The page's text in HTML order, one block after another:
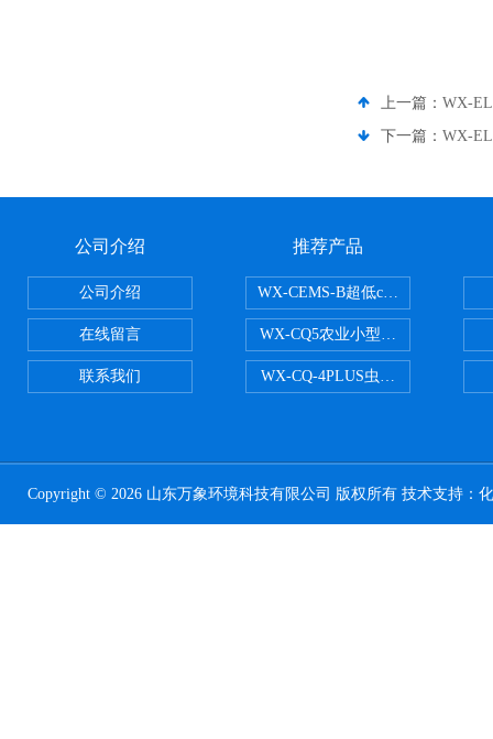
上一篇： WX-
下一篇： WX-
公司介绍
公司介绍
在线留言
联系我们
推荐产品
WX-CEMS-B超低cems烟气监测系
WX-CQ5农业小型气象站
WX-CQ-4PLUS虫情测报灯
Copyright © 2026 山东万象环境科技有限公司 版权所有 技术支持：